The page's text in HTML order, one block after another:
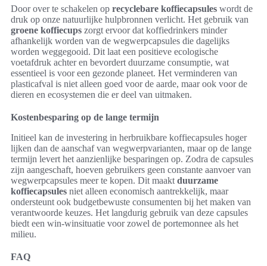
Door over te schakelen op recyclebare koffiecapsules wordt de
druk op onze natuurlijke hulpbronnen verlicht. Het gebruik van
groene koffiecups zorgt ervoor dat koffiedrinkers minder
afhankelijk worden van de wegwerpcapsules die dagelijks
worden weggegooid. Dit laat een positieve ecologische
voetafdruk achter en bevordert duurzame consumptie, wat
essentieel is voor een gezonde planeet. Het verminderen van
plasticafval is niet alleen goed voor de aarde, maar ook voor de
dieren en ecosystemen die er deel van uitmaken.
Kostenbesparing op de lange termijn
Initieel kan de investering in herbruikbare koffiecapsules hoger
lijken dan de aanschaf van wegwerpvarianten, maar op de lange
termijn levert het aanzienlijke besparingen op. Zodra de capsules
zijn aangeschaft, hoeven gebruikers geen constante aanvoer van
wegwerpcapsules meer te kopen. Dit maakt duurzame
koffiecapsules niet alleen economisch aantrekkelijk, maar
ondersteunt ook budgetbewuste consumenten bij het maken van
verantwoorde keuzes. Het langdurig gebruik van deze capsules
biedt een win-winsituatie voor zowel de portemonnee als het
milieu.
FAQ